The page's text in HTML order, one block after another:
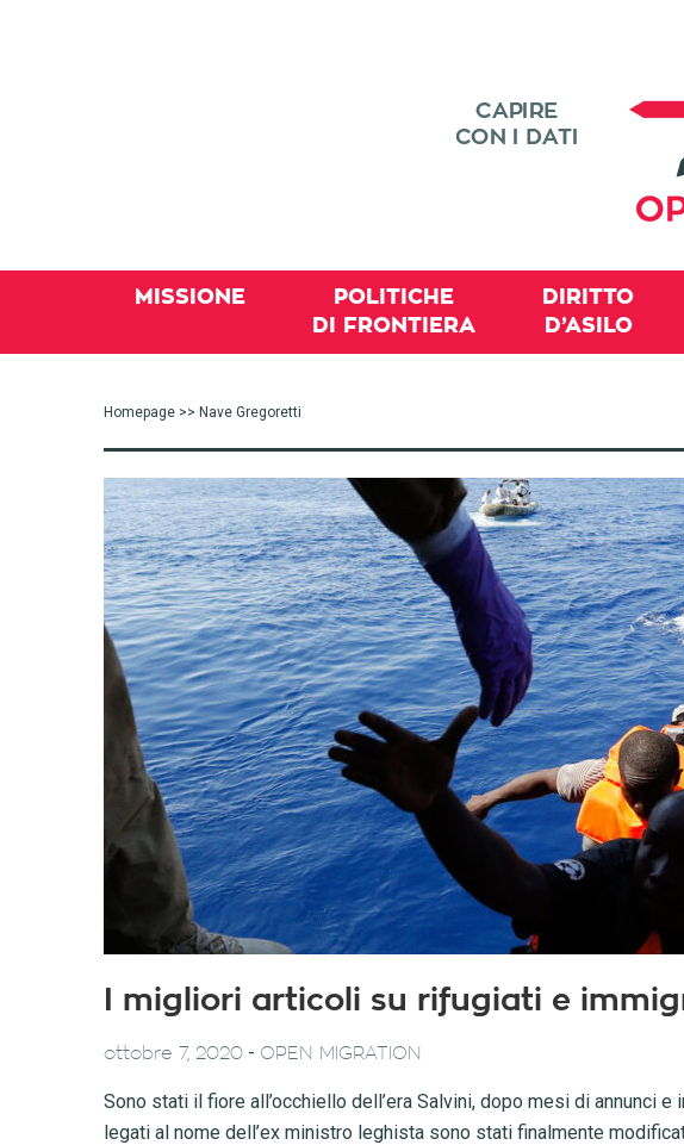
MISSIONE
POLITICHE
DI FRONTIERA
DIRITTO
D’ASILO
Homepage >> Nave Gregoretti
I migliori articoli su rifugiati e
ottobre 7, 2020 - OPEN MIGRATION
Sono stati il fiore all’occhiello dell’era Salvini, dopo mesi di annunci
legati al nome dell’ex ministro leghista sono stati finalmente